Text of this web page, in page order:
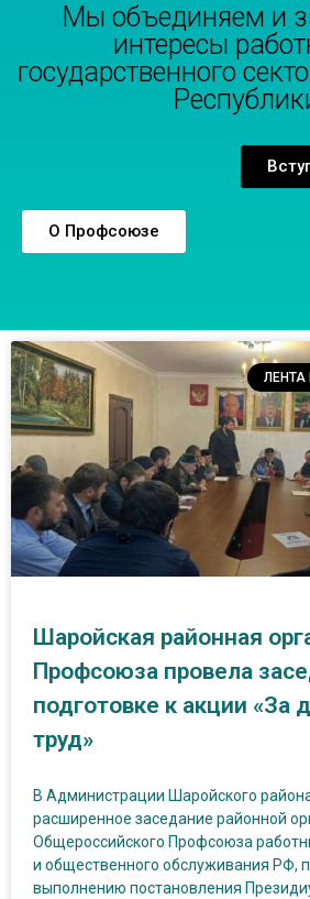
Мы объединяем и
интересы
государственного
О Профсоюзе
ЛЕНТА
Шаройская районная
Профсоюза провела
подготовке к акции «За
труд»
В Администрации Шаройского
расширенное заседание районной
Общероссийского Профсоюза
и общественного обслуживания РФ,
выполнению постановления